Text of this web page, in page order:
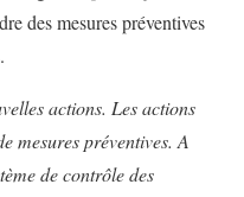
des mesures préventives
actions. Les actions
mesures préventives. A
de contrôle des